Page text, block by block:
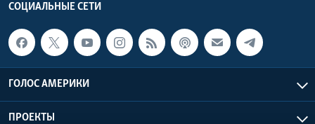
СОЦИАЛЬНЫЕ СЕТИ
ГОЛОС АМЕРИКИ
ПРОЕКТЫ